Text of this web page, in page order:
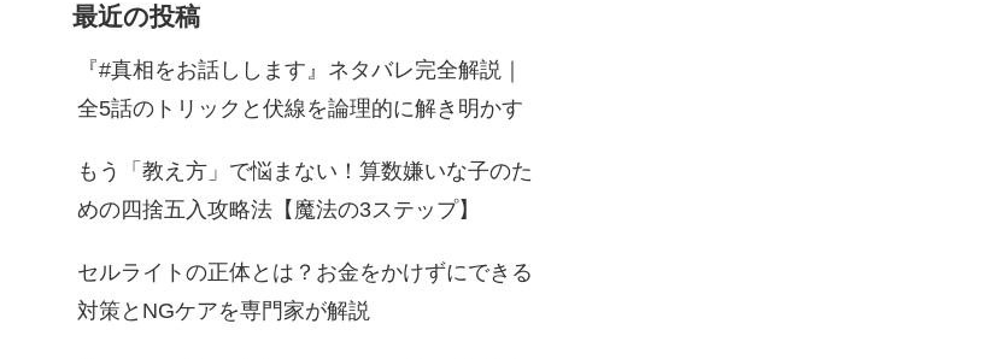
最近の投稿
『#真相をお話しします』ネタバレ完全解説｜
全5話のトリックと伏線を論理的に解き明かす
もう「教え方」で悩まない！算数嫌いな子のた
めの四捨五入攻略法【魔法の3ステップ】
セルライトの正体とは？お金をかけずにできる
対策とNGケアを専門家が解説